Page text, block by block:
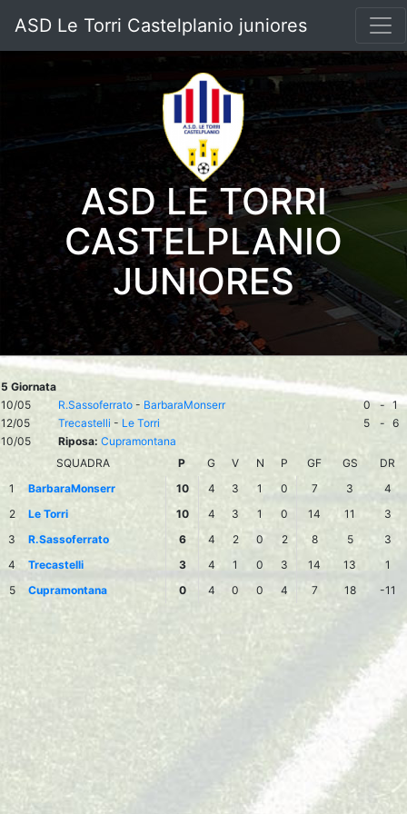
ASD Le Torri Castelplanio juniores
ASD LE TORRI
CASTELPLANIO
JUNIORES
5 Giornata
10/05
R.Sassoferrato - BarbaraMonserr 0 - 1
12/05
Trecastelli - Le Torri 5 - 6
10/05
Riposa: Cupramontana
SQUADRA
P G V N P GF GS
DR
1
BarbaraMonserr 10 4 3 1 0 7 3
4
2
Le Torri 10 4 3 1 0 14 11
3
3
R.Sassoferrato 6 4 2 0 2 8 5
3
4
Trecastelli 3 4 1 0 3 14 13
1
5
Cupramontana 0 4 0 0 4 7 18 -11